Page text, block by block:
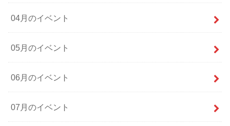
04月のイベント
05月のイベント
06月のイベント
07月のイベント